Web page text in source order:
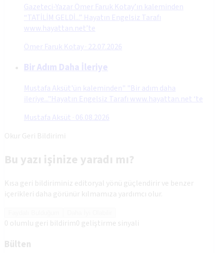
Gazeteci-Yazar Ömer Faruk Kotay’ın kaleminden
“TATİLİM GELDİ...” Hayatın Engelsiz Tarafı
www.hayattan.net’te
Ömer Faruk Kotay· 22.07.2026
Bir Adım Daha İleriye
Mustafa Aksüt'ün kaleminden" "Bir adım daha
ileriye..."Hayatın Engelsiz Tarafı www.hayattan.net ‘te
Mustafa Aksüt · 06.08.2026
Okur Geri Bildirimi
Bu yazı işinize yaradı mı?
Kısa geri bildiriminiz editoryal yönü güçlendirir ve benzer
içerikleri daha görünür kılmamıza yardımcı olur.
0 olumlu geri bildirim0 geliştirme sinyali
Bülten